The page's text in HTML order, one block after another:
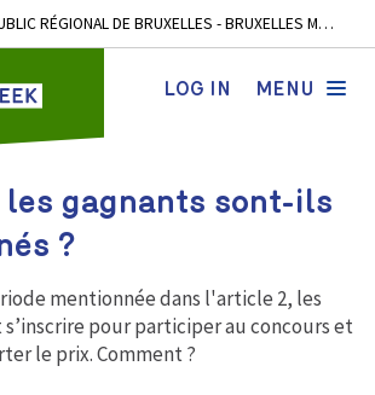
SERVICE PUBLIC RÉGIONAL DE BRUXELLES - BRUXELLES MOBILITÉ
LOG IN MENU
les gagnants sont-ils
?
mentionnée dans l'article 2, les
pour participer au concours et
le prix. Comment ?